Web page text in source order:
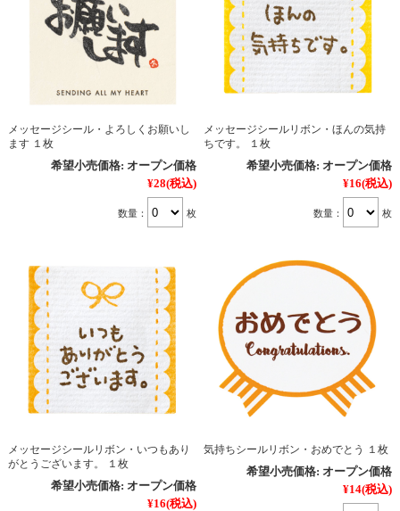
メッセージシール・よろしくお願いし
ます １枚
希望小売価格: オープン価格
¥28(税込)
数量： 枚
メッセージシールリボン・ほんの気持
ちです。 １枚
希望小売価格: オープン価格
¥16(税込)
数量： 枚
メッセージシールリボン・いつもあり
がとうございます。 １枚
希望小売価格: オープン価格
¥16(税込)
気持ちシールリボン・おめでとう １枚
希望小売価格: オープン価格
¥14(税込)